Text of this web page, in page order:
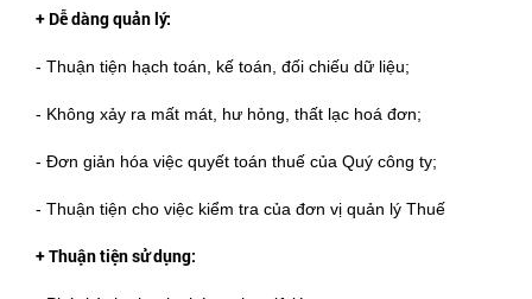
+ Dễ dàng quản lý:
- Thuận tiện hạch toán, kế toán, đối chiếu dữ liệu;
- Không xảy ra mất mát, hư hỏng, thất lạc hoá đơn;
- Đơn giản hóa việc quyết toán thuế của Quý công ty;
- Thuận tiện cho việc kiểm tra của đơn vị quản lý Thuế
+ Thuận tiện sử dụng: